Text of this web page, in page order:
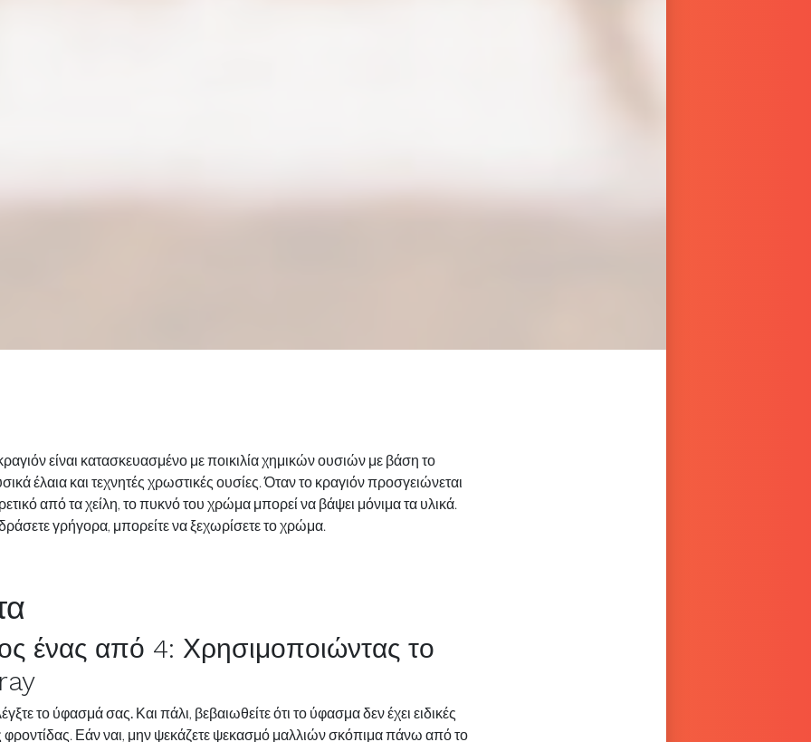
είναι κατασκευασμένο με ποικιλία χημικών ουσιών με βάση το
έλαια και τεχνητές χρωστικές ουσίες. Όταν το κραγιόν προσγειώνεται
από τα χείλη, το πυκνό του χρώμα μπορεί να βάψει μόνιμα τα υλικά.
γρήγορα, μπορείτε να ξεχωρίσετε το χρώμα.
ένας από 4: Χρησιμοποιώντας το
το ύφασμά σας.Και πάλι, βεβαιωθείτε ότι το ύφασμα δεν έχει ειδικές
φροντίδας. Εάν ναι, μην ψεκάζετε ψεκασμό μαλλιών σκόπιμα πάνω από το